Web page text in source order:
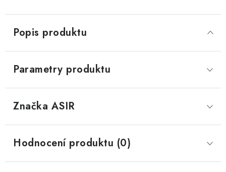
Popis produktu
Parametry produktu
Značka ASIR
Hodnocení produktu (0)